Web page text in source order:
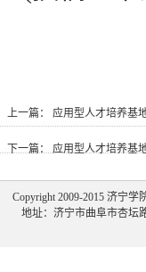
上一篇： 应用型人才培养基
下一篇： 应用型人才培养基
Copyright 2009-2015 济宁学
地址：济宁市曲阜市杏坛